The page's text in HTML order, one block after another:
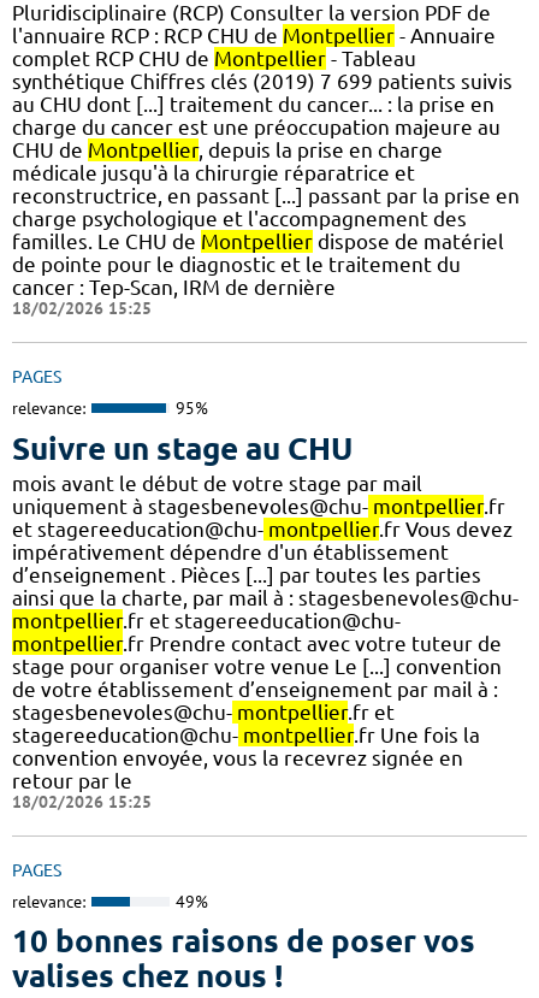
Pluridisciplinaire (RCP) Consulter la version PDF de
l'annuaire RCP : RCP CHU de Montpellier - Annuaire
complet RCP CHU de Montpellier - Tableau
synthétique Chiffres clés (2019) 7 699 patients suivis
au CHU dont [...] traitement du cancer... : la prise en
charge du cancer est une préoccupation majeure au
CHU de Montpellier, depuis la prise en charge
médicale jusqu'à la chirurgie réparatrice et
reconstructrice, en passant [...] passant par la prise en
charge psychologique et l'accompagnement des
familles. Le CHU de Montpellier dispose de matériel
de pointe pour le diagnostic et le traitement du
cancer : Tep-Scan, IRM de dernière
18/02/2026 15:25
PAGES
relevance: 95%
Suivre un stage au CHU
mois avant le début de votre stage par mail
uniquement à stagesbenevoles@chu- montpellier.fr
et stagereeducation@chu- montpellier.fr Vous devez
impérativement dépendre d'un établissement
d’enseignement . Pièces [...] par toutes les parties
ainsi que la charte, par mail à : stagesbenevoles@chu-
montpellier.fr et stagereeducation@chu-
montpellier.fr Prendre contact avec votre tuteur de
stage pour organiser votre venue Le [...] convention
de votre établissement d’enseignement par mail à :
stagesbenevoles@chu- montpellier.fr et
stagereeducation@chu- montpellier.fr Une fois la
convention envoyée, vous la recevrez signée en
retour par le
18/02/2026 15:25
PAGES
relevance: 49%
10 bonnes raisons de poser vos
valises chez nous !